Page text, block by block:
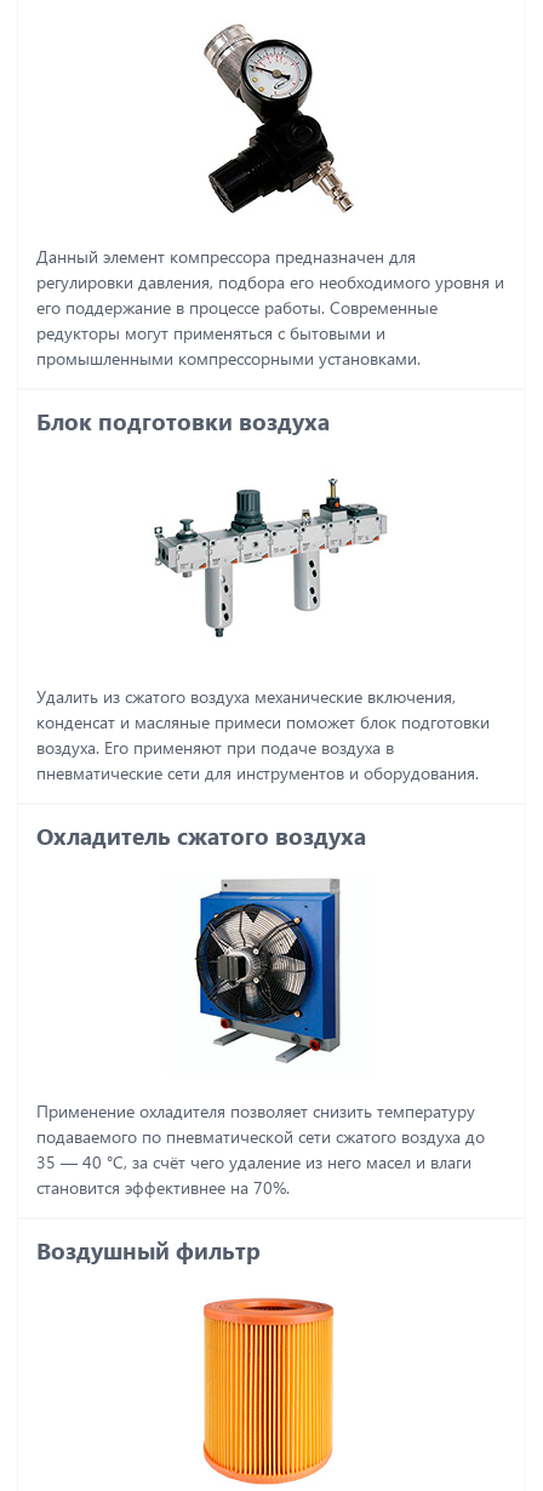
Данный элемент компрессора предназначен для
регулировки давления, подбора его необходимого уровня и
его поддержание в процессе работы. Современные
редукторы могут применяться с бытовыми и
промышленными компрессорными установками.
Блок подготовки воздуха
Удалить из сжатого воздуха механические включения,
конденсат и масляные примеси поможет блок подготовки
воздуха. Его применяют при подаче воздуха в
пневматические сети для инструментов и оборудования.
Охладитель сжатого воздуха
Применение охладителя позволяет снизить температуру
подаваемого по пневматической сети сжатого воздуха до
35 ― 40 °C, за счёт чего удаление из него масел и влаги
становится эффективнее на 70%.
Воздушный фильтр